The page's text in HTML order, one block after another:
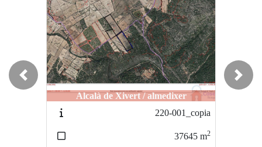
Alcalà de Xivert / almedixer
220-001_copia
37645m2
Castellón / MOLI LA FONT
Previous Next